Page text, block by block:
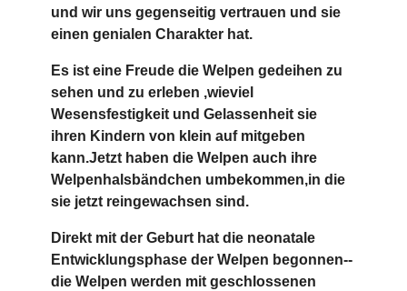
und wir uns gegenseitig vertrauen und sie
einen genialen Charakter hat.
Es ist eine Freude die Welpen gedeihen zu
sehen und zu erleben ,wieviel
Wesensfestigkeit und Gelassenheit sie
ihren Kindern von klein auf mitgeben
kann.Jetzt haben die Welpen auch ihre
Welpenhalsbändchen umbekommen,in die
sie jetzt reingewachsen sind.
Direkt mit der Geburt hat die neonatale
Entwicklungsphase der Welpen begonnen--
die Welpen werden mit geschlossenen